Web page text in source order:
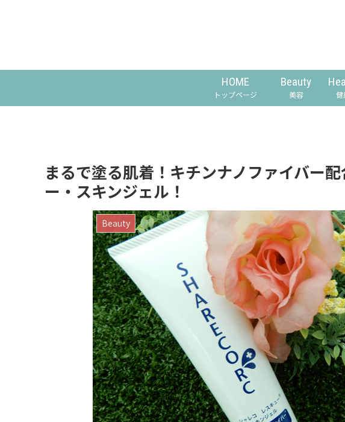
HOME
トップページ
Beauty
美容 健
まるで塗る肌着！キチンナノファイバー
ー・スキンジェル！
Beauty